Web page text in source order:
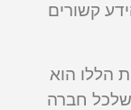
קשורים
הללו הוא
שטען בראיון בשנת 77, שלכל חברה